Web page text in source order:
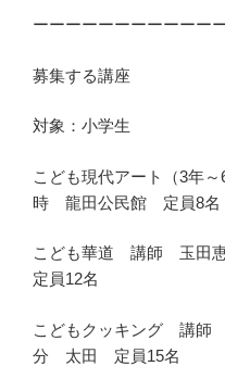
ーーーーーーーーーーー
募集する講座
対象：小学生
こども現代アート（3年
時 龍田公民館 定員8名
こども華道 講師 玉
定員12名
こどもクッキング 講
分 太田 定員15名